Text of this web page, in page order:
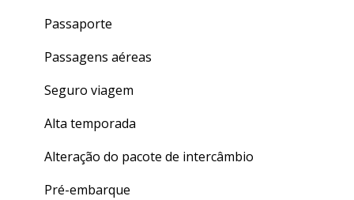
Finalizando seu curso
Dúvidas gerais
Crédito de Aulas
Passaporte
Passagens aéreas
Seguro viagem
Alta temporada
Alteração do pacote de intercâmbio
Pré-embarque